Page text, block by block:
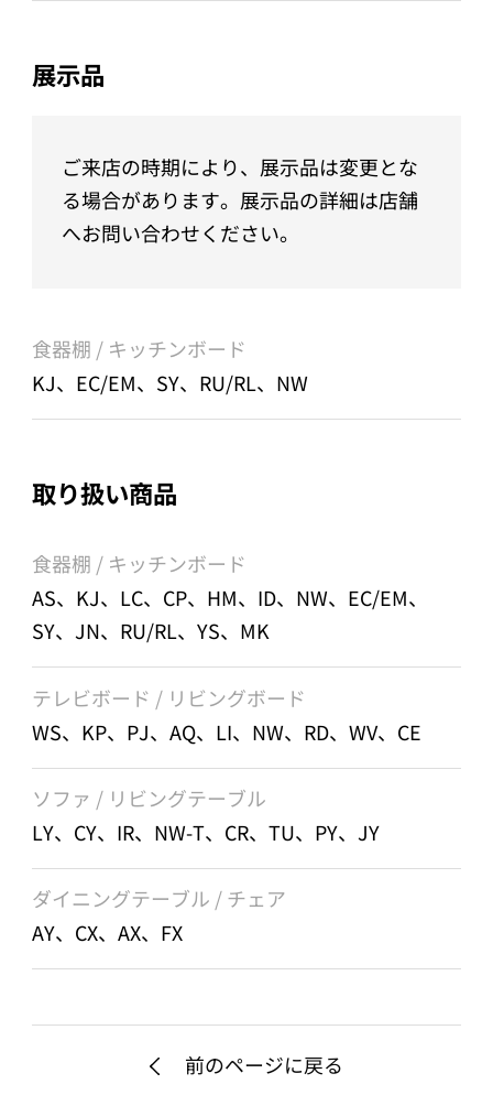
展示品
ご来店の時期により、展示品は変更とな
る場合があります。展示品の詳細は店舗
へお問い合わせください。
食器棚 / キッチンボード
KJ、EC/EM、SY、RU/RL、NW
取り扱い商品
食器棚 / キッチンボード
AS、KJ、LC、CP、HM、ID、NW、EC/EM、
SY、JN、RU/RL、YS、MK
テレビボード / リビングボード
WS、KP、PJ、AQ、LI、NW、RD、WV、CE
ソファ / リビングテーブル
LY、CY、IR、NW-T、CR、TU、PY、JY
ダイニングテーブル / チェア
AY、CX、AX、FX
前のページに戻る